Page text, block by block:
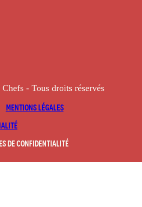
- Tous droits réservés
MENTIONS LÉGALES
DE CONFIDENTIALITÉ